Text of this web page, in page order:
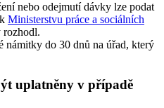
nebo odejmutí dávky lze podat
Ministerstvu práce a sociálních
rozhodl.
námitky do 30 dnů na úřad, který
uplatněny v případě